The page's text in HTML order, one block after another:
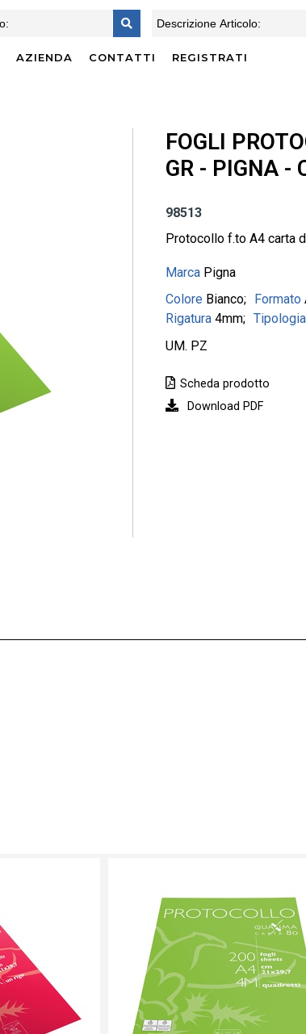
AZIENDA CONTATTI REGISTRATI
FOGLI
GR - PIGNA -
98513
Protocollo f.to A4 carta
Marca Pigna
Colore Bianco Formato
Rigatura 4mm
UM. PZ
Scheda prodotto
Download PDF